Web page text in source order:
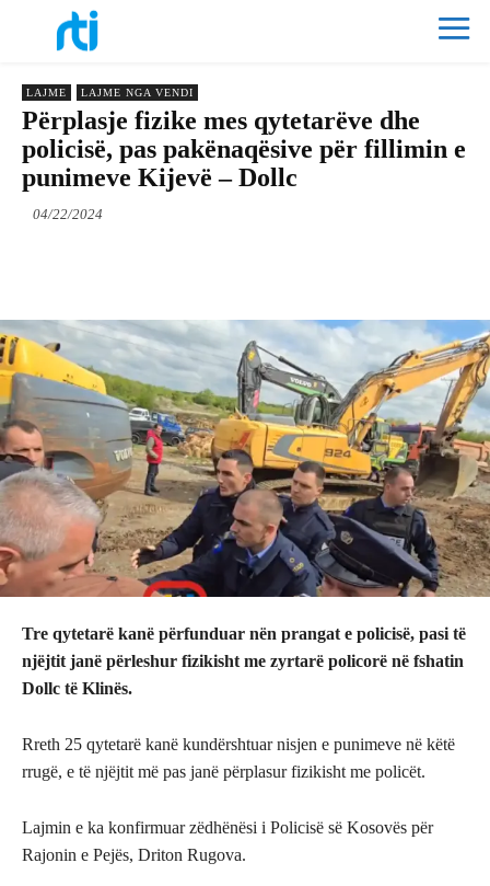
LAJME LAJME NGA VENDI
Përplasje fizike mes qytetarëve dhe
policisë, pas pakënaqësive për fillimin e
punimeve Kijevë – Dollc
04/22/2024
Tre qytetarë kanë përfunduar nën prangat e policisë, pasi të
njëjtit janë përleshur fizikisht me zyrtarë policorë në fshatin
Dollc të Klinës.
Rreth 25 qytetarë kanë kundërshtuar nisjen e punimeve në këtë
rrugë, e të njëjtit më pas janë përplasur fizikisht me policët.
Lajmin e ka konfirmuar zëdhënësi i Policisë së Kosovës për
Rajonin e Pejës, Driton Rugova.